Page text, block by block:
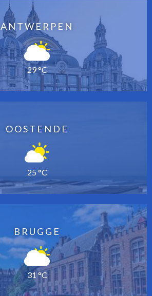
ANTWERPEN
29 °C
OOSTENDE
25 °C
BRUGGE
31 °C